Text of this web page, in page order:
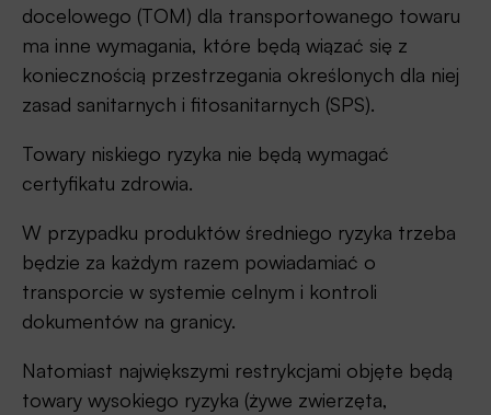
docelowego (TOM) dla transportowanego towaru
ma inne wymagania, które będą wiązać się z
koniecznością przestrzegania określonych dla niej
zasad sanitarnych i fitosanitarnych (SPS).
Towary niskiego ryzyka nie będą wymagać
certyfikatu zdrowia.
W przypadku produktów średniego ryzyka trzeba
będzie za każdym razem powiadamiać o
transporcie w systemie celnym i kontroli
dokumentów na granicy.
Natomiast największymi restrykcjami objęte będą
towary wysokiego ryzyka (żywe zwierzęta,